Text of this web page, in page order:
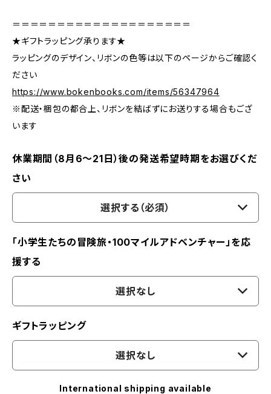
＝＝＝＝＝＝＝＝＝＝＝＝＝＝＝＝＝＝＝＝
★ギフトラッピング承ります★
ラッピングのデザイン、リボンの色等は以下のページからご確認く
ださい
https://www.bokenbooks.com/items/56347964
※配送・梱包の都合上、リボンを結ばずにお送りする場合もござ
います
休業期間（8月6〜21日）後の発送希望時期をお選びくだ
さい
選択する（必須）
「小学生たちの冒険旅・100マイルアドベンチャー」を応
援する
選択なし
ギフトラッピング
選択なし
International shipping available